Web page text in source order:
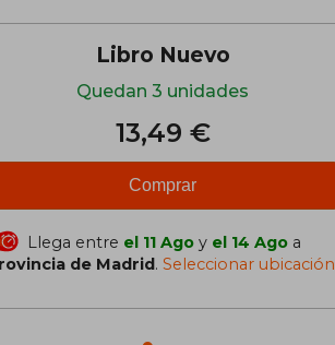
Libro Nuevo
Quedan 3 unidades
13,49 €
Comprar
Llega entre el 11 Ago y el 14 Ago a
de Madrid. Seleccionar ubicación